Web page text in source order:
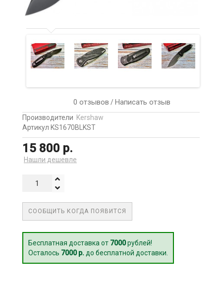
0 отзывов /Написать отзыв
Производители Kershaw
Артикул KS1670BLKST
15 800 р.
Нашли дешевле
СООБЩИТЬ КОГДА ПОЯВИТСЯ
Бесплатная доставка от 7000рублей!
Осталось 7000 р. до бесплатной доставки.